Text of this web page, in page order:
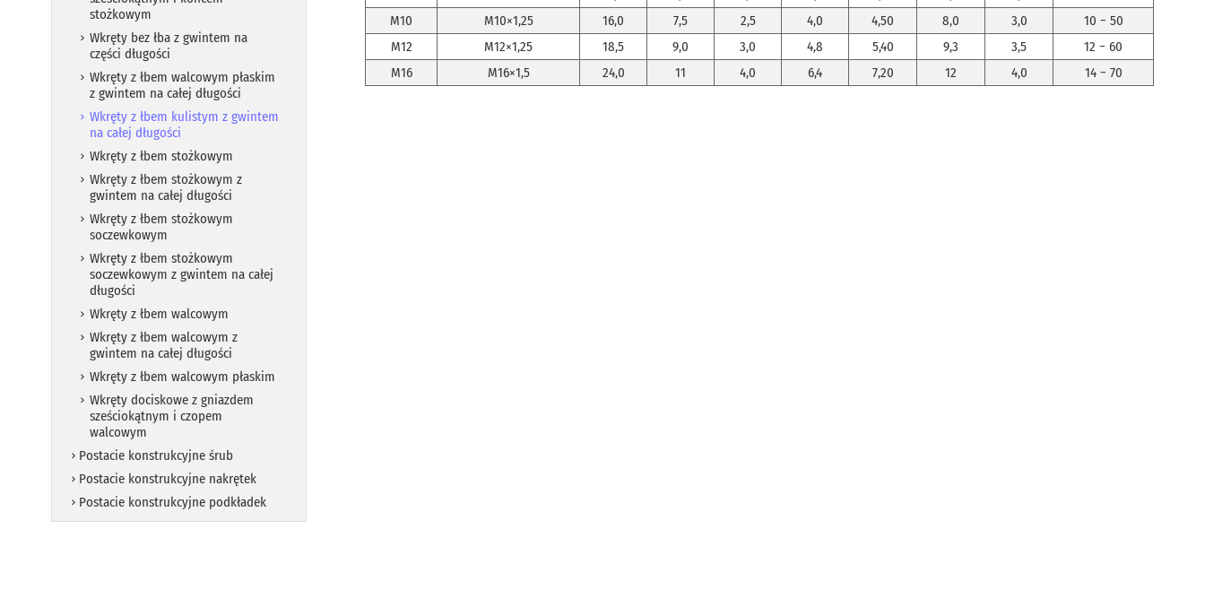
stożkowym
Wkręty bez łba z gwintem na
części długości
Wkręty z łbem walcowym płaskim
z gwintem na całej długości
Wkręty z łbem kulistym z gwintem
na całej długości
Wkręty z łbem stożkowym
Wkręty z łbem stożkowym z
gwintem na całej długości
Wkręty z łbem stożkowym
soczewkowym
Wkręty z łbem stożkowym
soczewkowym z gwintem na całej
długości
Wkręty z łbem walcowym
Wkręty z łbem walcowym z
gwintem na całej długości
Wkręty z łbem walcowym płaskim
Wkręty dociskowe z gniazdem
sześciokątnym i czopem
walcowym
Postacie konstrukcyjne śrub
Postacie konstrukcyjne nakrętek
Postacie konstrukcyjne podkładek
M10
M10×1,25 16,0 7,5 2,5 4,0 4,50 8,0 3,0
10 − 50
M12
M12×1,25 18,5 9,0 3,0 4,8 5,40 9,3 3,5
12 − 60
M16
M16×1,5 24,0 11 4,0 6,4 7,20 12 4,0 14 − 70